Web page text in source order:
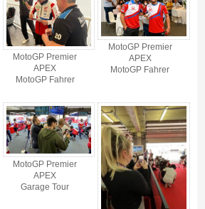
MotoGP Premier
APEX
MotoGP Fahrer
MotoGP Premier
APEX
MotoGP Fahrer
MotoGP Premier
APEX
Garage Tour